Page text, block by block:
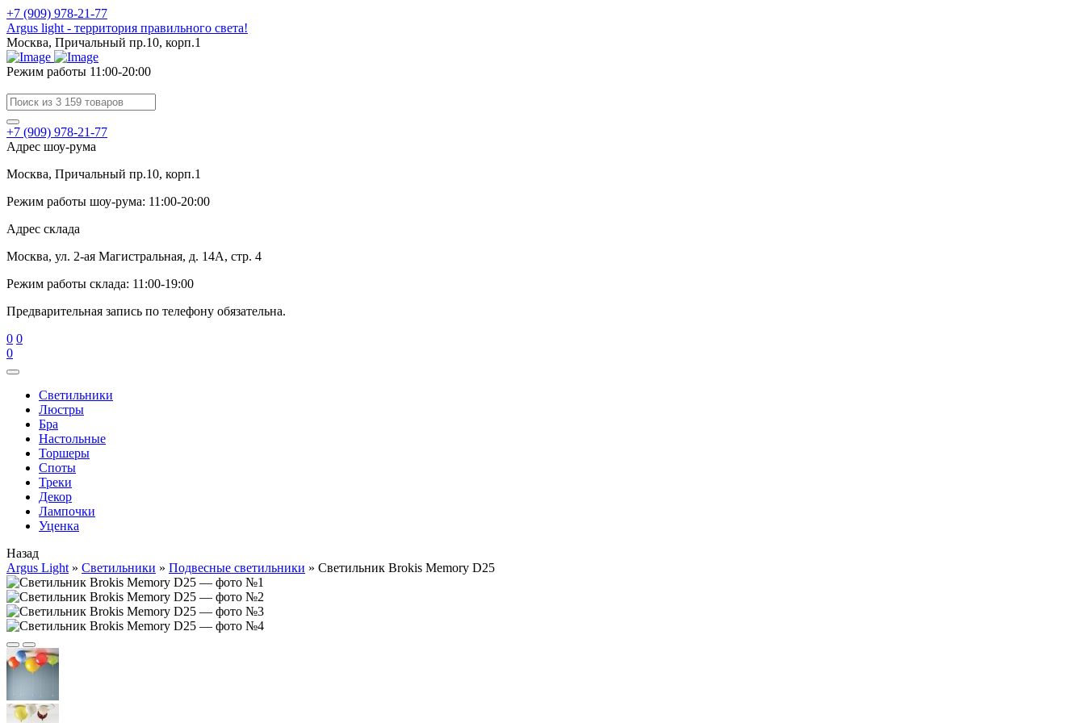
+7 (909) 978-21-77
Argus light - территория правильного света!
Москва, Причальный пр.10, корп.1
Режим работы 11:00-20:00
+7 (909) 978-21-77
Адрес шоу-рума
Москва, Причальный пр.10, корп.1
Режим работы шоу-рума: 11:00-20:00
Адрес склада
Москва, ул. 2-ая Магистральная, д. 14А, стр. 4
Режим работы склада: 11:00-19:00
Предварительная запись по телефону обязательна.
0 0
0
Cветильники
Люстры
Бра
Настольные
Торшеры
Споты
Треки
Декор
Лампочки
Уценка
Назад
Argus Light » Cветильники » Подвесные светильники » Светильник Brokis Memory D25